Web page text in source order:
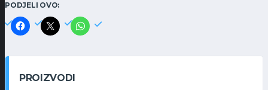
PODJELI OVO:
PROIZVODI